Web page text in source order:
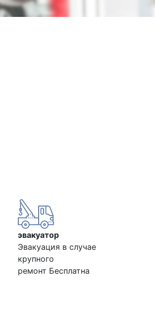
эвакуатор
Эвакуация в случае
крупного
ремонт Бесплатна